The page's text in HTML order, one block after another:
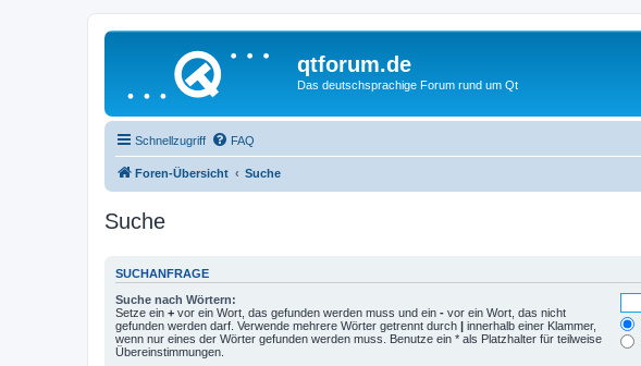
qtforum.de
Das deutschsprachige Forum rund um Qt
Schnellzugriff FAQ
Foren-Übersicht Suche
Suche
SUCHANFRAGE
Suche nach Wörtern:
Setze ein + vor ein Wort, das gefunden werden muss und ein - vor ein Wort, das nicht
gefunden werden darf. Verwende mehrere Wörter getrennt durch | innerhalb einer Klammer,
wenn nur eines der Wörter gefunden werden muss. Benutze ein * als Platzhalter für teilweise
Übereinstimmungen.